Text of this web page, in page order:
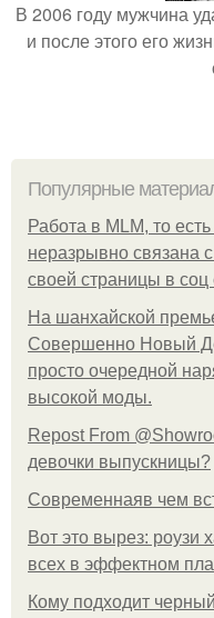
В 2006 году мужчина
и после этого его
Популярные
Работа в MLM, то
неразрывно связана
своей страницы в соц
На шанхайской
Совершенно Новый
просто очередной
высокой моды.
Repost From
девочки выпускницы?
Современнаяв чем
Вот это вырез: роузи
всех в эффектном
Кому подходит